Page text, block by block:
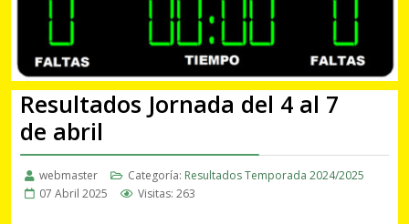
Resultados Jornada del 4 al 7
de abril
webmaster Categoría: Resultados Temporada 2024/2025
07 Abril 2025
Visitas: 263